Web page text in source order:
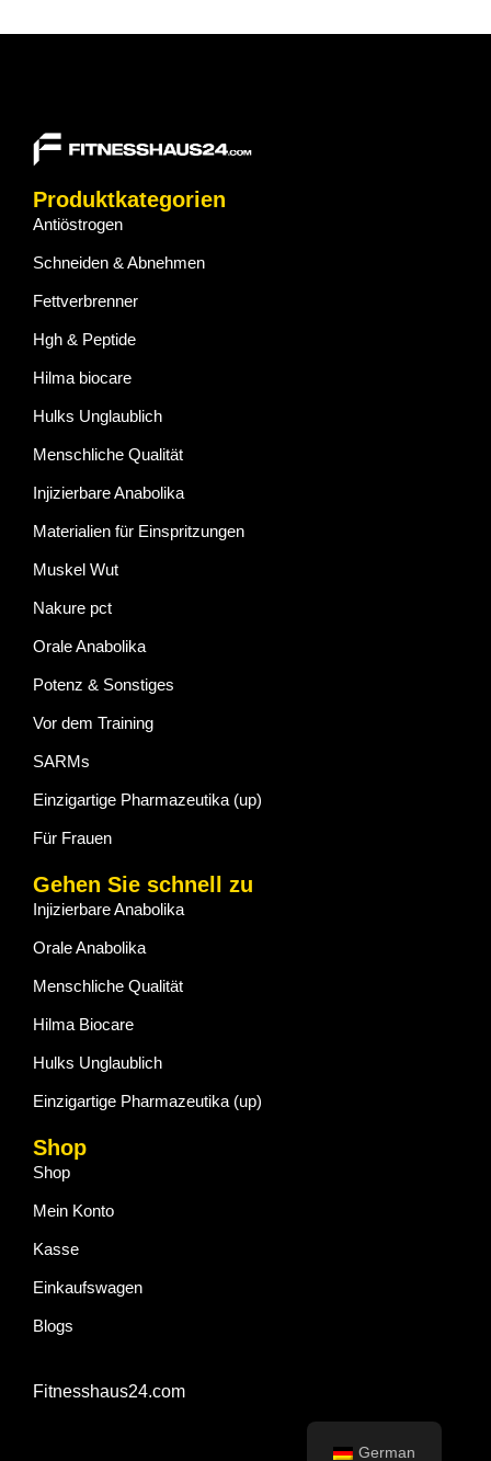
Produktkategorien
Antiöstrogen
Schneiden & Abnehmen
Fettverbrenner
Hgh & Peptide
Hilma biocare
Hulks Unglaublich
Menschliche Qualität
Injizierbare Anabolika
Materialien für Einspritzungen
Muskel Wut
Nakure pct
Orale Anabolika
Potenz & Sonstiges
Vor dem Training
SARMs
Einzigartige Pharmazeutika (up)
Für Frauen
Gehen Sie schnell zu
Injizierbare Anabolika
Orale Anabolika
Menschliche Qualität
Hilma Biocare
Hulks Unglaublich
Einzigartige Pharmazeutika (up)
Shop
Shop
Mein Konto
Kasse
Einkaufswagen
Blogs
Fitnesshaus24.com
German